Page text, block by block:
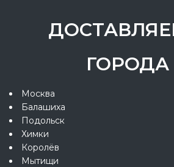
ГОРОДА
Москва
Балашиха
Подольск
Химки
Королёв
Мытищи